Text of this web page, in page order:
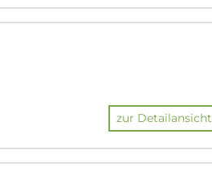
zur Detailansicht